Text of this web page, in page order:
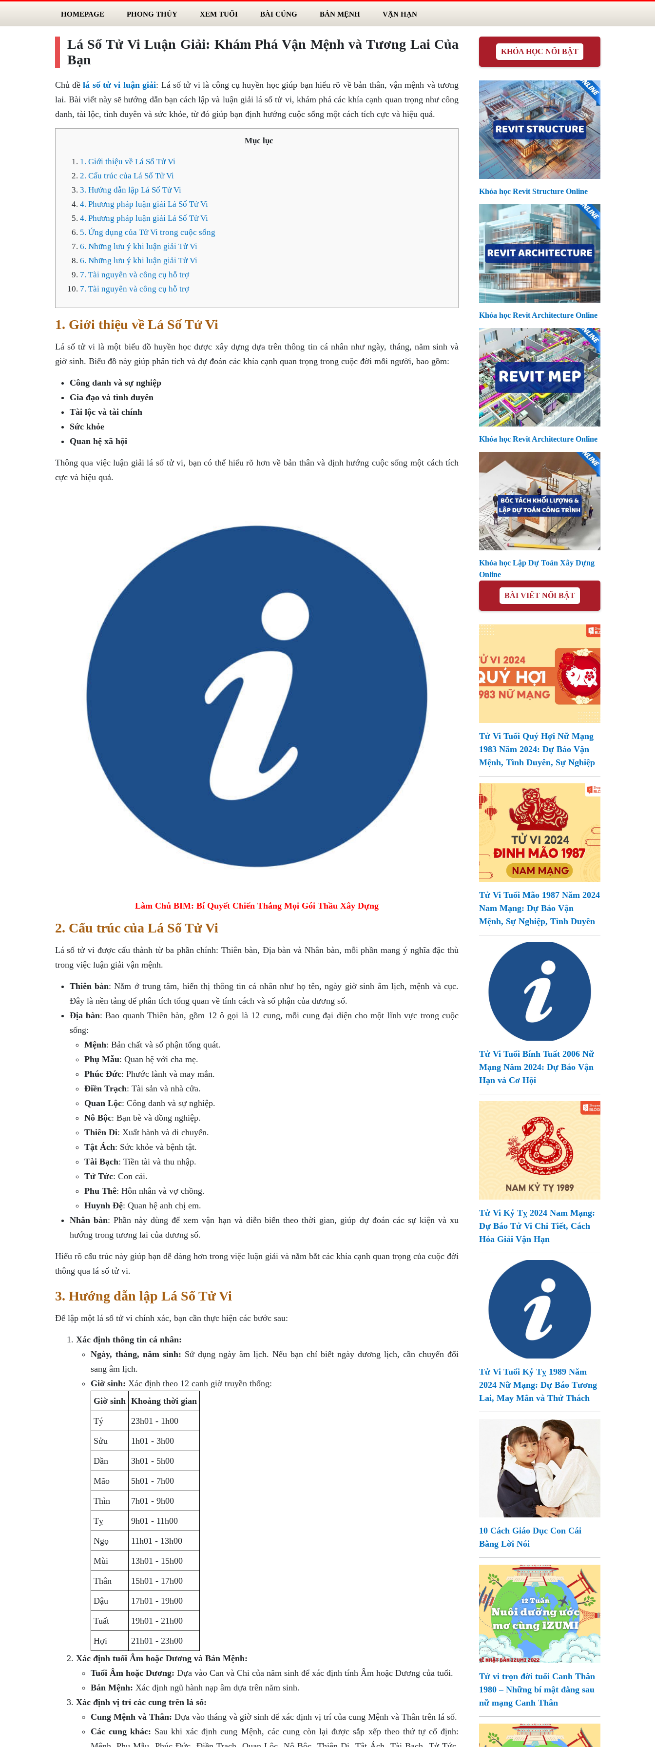
HOMEPAGE PHONG THỦY XEM TUỔI BÀI CÚNG BẢN MỆNH VẬN HẠN
Lá Số Tử Vi Luận Giải: Khám Phá Vận Mệnh và Tương Lai Của
Bạn
Chủ đềlá số tử vi luận giải: Lá số tử vi là công cụ huyền học giúp bạn hiểu rõ về bản thân, vận mệnh và tương
lai. Bài viết này sẽ hướng dẫn bạn cách lập và luận giải lá số tử vi, khám phá các khía cạnh quan trọng như công
danh, tài lộc, tình duyên và sức khỏe, từ đó giúp bạn định hướng cuộc sống một cách tích cực và hiệu quả.
Mục lục
1. Giới thiệu về Lá Số Tử Vi
2. Cấu trúc của Lá Số Tử Vi
3. Hướng dẫn lập Lá Số Tử Vi
4. Phương pháp luận giải Lá Số Tử Vi
4. Phương pháp luận giải Lá Số Tử Vi
5. Ứng dụng của Tử Vi trong cuộc sống
6. Những lưu ý khi luận giải Tử Vi
6. Những lưu ý khi luận giải Tử Vi
7. Tài nguyên và công cụ hỗ trợ
7. Tài nguyên và công cụ hỗ trợ
1. Giới thiệu về Lá Số Tử Vi
Lá số tử vi là một biểu đồ huyền học được xây dựng dựa trên thông tin cá nhân như ngày, tháng, năm sinh và
giờ sinh. Biểu đồ này giúp phân tích và dự đoán các khía cạnh quan trọng trong cuộc đời mỗi người, bao gồm:
Công danh và sự nghiệp
Gia đạo và tình duyên
Tài lộc và tài chính
Sức khỏe
Quan hệ xã hội
Thông qua việc luận giải lá số tử vi, bạn có thể hiểu rõ hơn về bản thân và định hướng cuộc sống một cách tích
cực và hiệu quả.
Làm Chủ BIM: Bí Quyết Chiến Thắng Mọi Gói Thầu Xây Dựng
2. Cấu trúc của Lá Số Tử Vi
Lá số tử vi được cấu thành từ ba phần chính: Thiên bàn, Địa bàn và Nhân bàn, mỗi phần mang ý nghĩa đặc thù
trong việc luận giải vận mệnh.
Thiên bàn: Nằm ở trung tâm, hiển thị thông tin cá nhân như họ tên, ngày giờ sinh âm lịch, mệnh và cục.
Đây là nền tảng để phân tích tổng quan về tính cách và số phận của đương số.
Địa bàn: Bao quanh Thiên bàn, gồm 12 ô gọi là 12 cung, mỗi cung đại diện cho một lĩnh vực trong cuộc
sống:
Mệnh: Bản chất và số phận tổng quát.
Phụ Mẫu: Quan hệ với cha mẹ.
Phúc Đức: Phước lành và may mắn.
Điền Trạch: Tài sản và nhà cửa.
Quan Lộc: Công danh và sự nghiệp.
Nô Bộc: Bạn bè và đồng nghiệp.
Thiên Di: Xuất hành và di chuyển.
Tật Ách: Sức khỏe và bệnh tật.
Tài Bạch: Tiền tài và thu nhập.
Tử Tức: Con cái.
Phu Thê: Hôn nhân và vợ chồng.
Huynh Đệ: Quan hệ anh chị em.
Nhân bàn: Phần này dùng để xem vận hạn và diễn biến theo thời gian, giúp dự đoán các sự kiện và xu
hướng trong tương lai của đương số.
Hiểu rõ cấu trúc này giúp bạn dễ dàng hơn trong việc luận giải và nắm bắt các khía cạnh quan trọng của cuộc đời
thông qua lá số tử vi.
3. Hướng dẫn lập Lá Số Tử Vi
Để lập một lá số tử vi chính xác, bạn cần thực hiện các bước sau:
Xác định thông tin cá nhân:
Ngày, tháng, năm sinh: Sử dụng ngày âm lịch. Nếu bạn chỉ biết ngày dương lịch, cần chuyển đổi
sang âm lịch.
Giờ sinh: Xác định theo 12 canh giờ truyền thống:
Giờ sinh Khoảng thời gian
Tý 23h01 - 1h00
Sửu 1h01 - 3h00
Dần 3h01 - 5h00
Mão 5h01 - 7h00
Thìn 7h01 - 9h00
Tỵ 9h01 - 11h00
Ngọ 11h01 - 13h00
Mùi 13h01 - 15h00
Thân 15h01 - 17h00
Dậu 17h01 - 19h00
Tuất 19h01 - 21h00
Hợi
21h01 - 23h00
Xác định tuổi Âm hoặc Dương và Bản Mệnh:
Tuổi Âm hoặc Dương: Dựa vào Can và Chi của năm sinh để xác định tính Âm hoặc Dương của tuổi.
Bản Mệnh: Xác định ngũ hành nạp âm dựa trên năm sinh.
Xác định vị trí các cung trên lá số:
Cung Mệnh và Thân: Dựa vào tháng và giờ sinh để xác định vị trí của cung Mệnh và Thân trên lá số.
Các cung khác: Sau khi xác định cung Mệnh, các cung còn lại được sắp xếp theo thứ tự cố định:
KHÓA HỌC NỔI BẬT
Khóa học Revit Structure Online
Khóa học Revit Architecture Online
Khóa học Revit Architecture Online
Khóa học Lập Dự Toán Xây Dựng
Online
BÀI VIẾT NỔI BẬT
Tử Vi Tuổi Quý Hợi Nữ Mạng
1983 Năm 2024: Dự Báo Vận
Mệnh, Tình Duyên, Sự Nghiệp
Tử Vi Tuổi Mão 1987 Năm 2024
Nam Mạng: Dự Báo Vận
Mệnh, Sự Nghiệp, Tình Duyên
Tử Vi Tuổi Bính Tuất 2006 Nữ
Mạng Năm 2024: Dự Báo Vận
Hạn và Cơ Hội
Tử Vi Kỷ Tỵ 2024 Nam Mạng:
Dự Báo Tử Vi Chi Tiết, Cách
Hóa Giải Vận Hạn
Tử Vi Tuổi Kỷ Tỵ 1989 Năm
2024 Nữ Mạng: Dự Báo Tương
Lai, May Mắn và Thử Thách
10 Cách Giáo Dục Con Cái
Bằng Lời Nói
Tử vi trọn đời tuổi Canh Thân
1980 – Những bí mật đằng sau
nữ mạng Canh Thân